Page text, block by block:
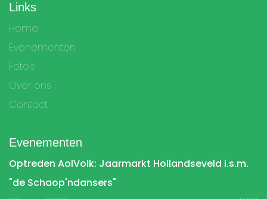
Links
Home
Evenementen
Foto’s
Over ons
Contact
Evenementen
Optreden AolVolk: Jaarmarkt Hollandseveld i.s.m.
"de Schaop'ndansers"